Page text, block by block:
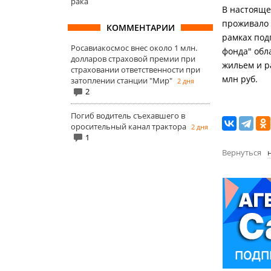
КОММЕНТАРИИ
Росавиакосмос внес около 1 млн.
долларов страховой премии при
страховании ответственности при
затоплении станции "Мир" 2 дня
2
Погиб водитель съехавшего в
оросительный канал трактора 2 дня
1
В
проживало
рамках
фонда"
жильем и
млн руб.
Вернуться